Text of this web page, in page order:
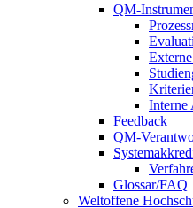
QM-
Interne
Feedback
QM-
Glossar/FAQ
Weltoffene